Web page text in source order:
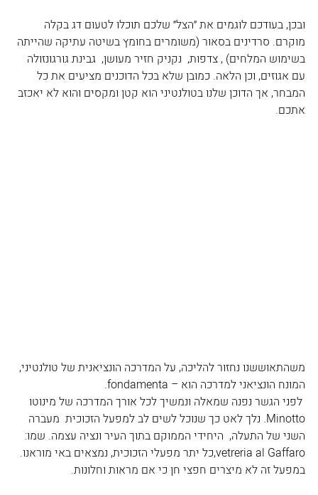
ובכן, בעודכם לוגמים את ״הצל״ שלכם תוכלו לטעום דג בקלה
מוקרם. סרדינים בסאור (משומרים בחומץ בשיטה עתיקה שהייתה
בשימוש המלחים) , צדפות,  נקניק חזיר מעושן,  גבינת גורגונזולה
עם אגוזים, וכן הלאה. כמובן שלא בכל הדוכנים מציעים את כל
המבחר, אך הדוכן שלנו בטולנטיני הוא קטן ומקסים והוא לא יאכזב
אתכם.
משהתאוששנו נחזור להליכה, על המדרכה הונציאנית של טולנטיני,
המונח הונציאני למדרכה הוא – fondamenta.
לפני הגשר נפנה שמאלה ונמשיך לכל אורך המדרכה של מינוטו
Minotto. נלך לאט כך שנוכל לשים לב למפעל הזכוכית  מעברה
השני של התעלה,  היחידי הממוקם בתוך העיר ונציה עצמה. שמו:
vetreria al Gaffaro,כל יתר מפעלי הזכוכית, נמצאים באי מוראנו.
במפעל זה לא מיצרים חפצי חן כי אם מראות וחלונות.